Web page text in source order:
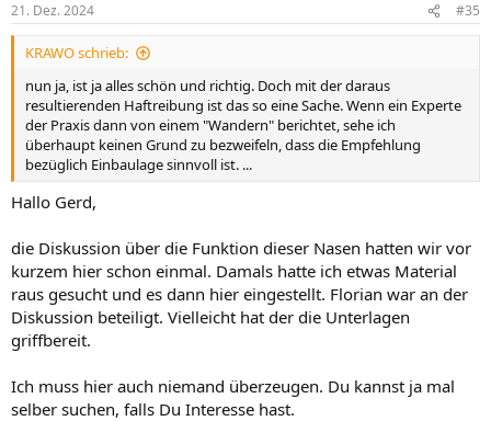
e
n
21. Dez. 2024 #35
KRAWO schrieb:
nun ja, ist ja alles schön und richtig. Doch mit der daraus
resultierenden Haftreibung ist das so eine Sache. Wenn ein Experte
der Praxis dann von einem "Wandern" berichtet, sehe ich
überhaupt keinen Grund zu bezweifeln, dass die Empfehlung
bezüglich Einbaulage sinnvoll ist. ...
Hallo Gerd,
die Diskussion über die Funktion dieser Nasen hatten wir vor
kurzem hier schon einmal. Damals hatte ich etwas Material
raus gesucht und es dann hier eingestellt. Florian war an der
Diskussion beteiligt. Vielleicht hat der die Unterlagen
griffbereit.
Ich muss hier auch niemand überzeugen. Du kannst ja mal
selber suchen, falls Du Interesse hast.